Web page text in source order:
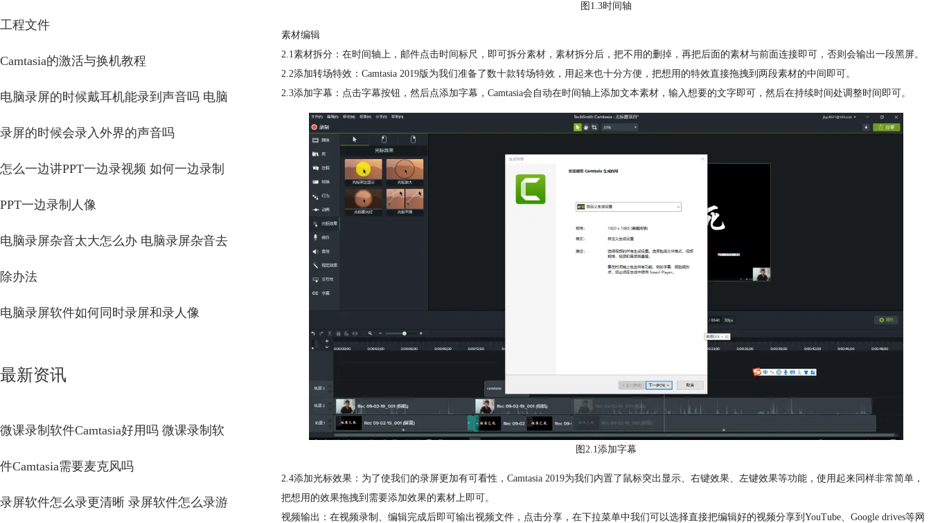
工程文件
Camtasia的激活与换机教程
电脑录屏的时候戴耳机能录到声音吗 电脑
录屏的时候会录入外界的声音吗
怎么一边讲PPT一边录视频 如何一边录制
PPT一边录制人像
电脑录屏杂音太大怎么办 电脑录屏杂音去
除办法
电脑录屏软件如何同时录屏和录人像
最新资讯
微课录制软件Camtasia好用吗 微课录制软
件Camtasia需要麦克风吗
录屏软件怎么录更清晰 录屏软件怎么录游
图1.3时间轴
素材编辑
2.1素材拆分：在时间轴上，邮件点击时间标尺，即可拆分素材，素材拆分后，把不用的删掉，再把后面的素材与前面连接即可，否则会输出一段黑屏。
2.2添加转场特效：Camtasia 2019版为我们准备了数十款转场特效，用起来也十分方便，把想用的特效直接拖拽到两段素材的中间即可。
2.3添加字幕：点击字幕按钮，然后点添加字幕，Camtasia会自动在时间轴上添加文本素材，输入想要的文字即可，然后在持续时间处调整时间即可。
图2.1添加字幕
2.4添加光标效果：为了使我们的录屏更加有可看性，Camtasia 2019为我们内置了鼠标突出显示、右键效果、左键效果等功能，使用起来同样非常简单，
把想用的效果拖拽到需要添加效果的素材上即可。
视频输出：在视频录制、编辑完成后即可输出视频文件，点击分享，在下拉菜单中我们可以选择直接把编辑好的视频分享到YouTube、Google drives等网